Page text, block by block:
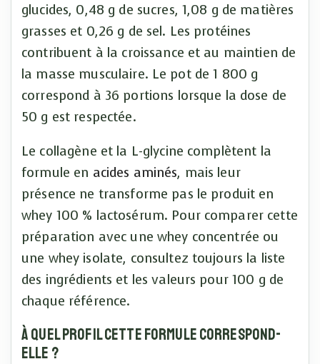
glucides, 0,48 g de sucres, 1,08 g de matières
grasses et 0,26 g de sel. Les protéines
contribuent à la croissance et au maintien de
la masse musculaire. Le pot de 1 800 g
correspond à 36 portions lorsque la dose de
50 g est respectée.
Le collagène et la L-glycine complètent la
formule en acides aminés, mais leur
présence ne transforme pas le produit en
whey 100 % lactosérum. Pour comparer cette
préparation avec une whey concentrée ou
une whey isolate, consultez toujours la liste
des ingrédients et les valeurs pour 100 g de
chaque référence.
À quel profil cette formule correspond-
elle ?